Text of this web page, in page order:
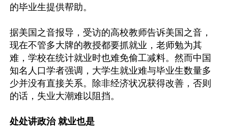
的毕业生提供帮助。
据美国之音报导，受访的高校教师告诉美国之音，
现在不管多大牌的教授都要抓就业，老师勉为其
难，学校在统计就业时也难免偷工减料。然而中国
知名人口学者强调，大学生就业难与毕业生数量多
少并没有直接关系。除非经济状况获得改善，否则
的话，失业大潮难以阻挡。
处处讲政治 就业也是